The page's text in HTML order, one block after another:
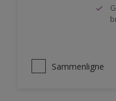
Sammenligne